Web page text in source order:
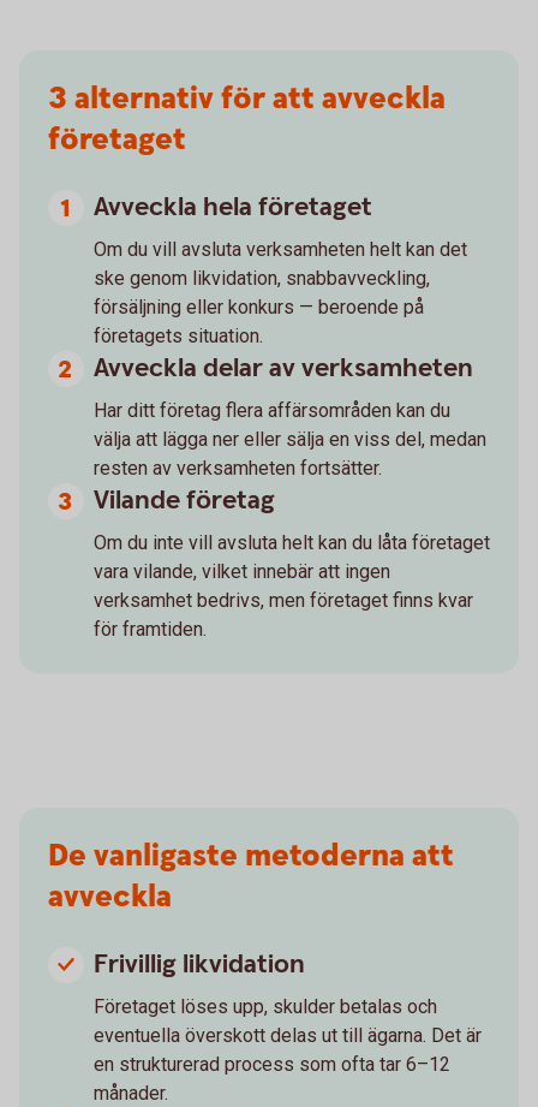
3 alternativ för att avveckla
företaget
Avveckla hela företaget
Om du vill avsluta verksamheten helt kan det
ske genom likvidation, snabbavveckling,
försäljning eller konkurs — beroende på
företagets situation.
Avveckla delar av verksamheten
Har ditt företag flera affärsområden kan du
välja att lägga ner eller sälja en viss del, medan
resten av verksamheten fortsätter.
Vilande företag
Om du inte vill avsluta helt kan du låta företaget
vara vilande, vilket innebär att ingen
verksamhet bedrivs, men företaget finns kvar
för framtiden.
De vanligaste metoderna att
avveckla
Frivillig likvidation
Företaget löses upp, skulder betalas och
eventuella överskott delas ut till ägarna. Det är
en strukturerad process som ofta tar 6–12
månader.